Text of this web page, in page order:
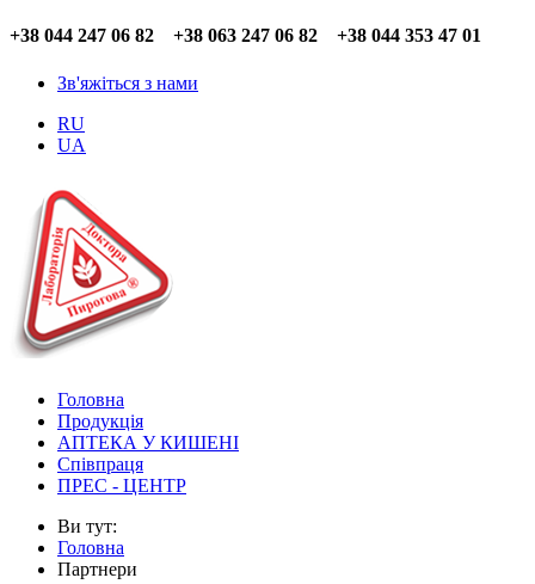
+38 044 247 06 82 +38 063 247 06 82 +38 044 353 47 01
Зв'яжіться з нами
RU
UA
Головна
Продукція
АПТЕКА У КИШЕНІ
Співпраця
ПРЕС - ЦЕНТР
Ви тут:
Головна
Партнери